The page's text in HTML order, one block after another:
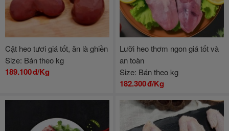
Cật heo tươi giá tốt, ăn là ghiền
Size: Bán theo kg
189.100đ/Kg
Lưỡi heo thơm ngon giá tốt và
an toàn
Size: Bán theo kg
182.300đ/Kg